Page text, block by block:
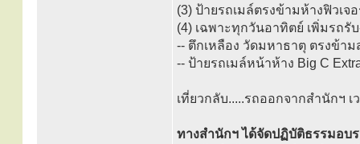
(3) ป้ายรถเมล์ตรงข้ามห้างฟิวเจ
(4) เฉพาะทุกวันอาทิตย์ เพิ่มรถรั
-- ตึกเหลือง วัดมหาธาตุ ตรงข้า
-- ป้ายรถเมล์หน้าห้าง Big C
เที่ยวกลับ.....รถออกจากสำนักฯ เ
ทางสำนักฯ ได้จัดปฏิบัติธรรมอบ